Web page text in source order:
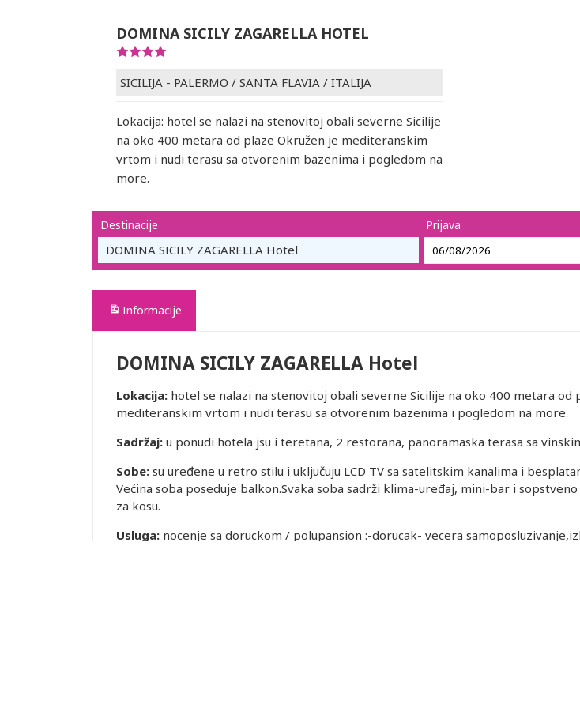
DOMINA SICILY ZAGARELLA HOTEL
SICILIJA - PALERMO / SANTA FLAVIA / ITALIJA
Lokacija: hotel se nalazi na stenovitoj obali severne Sicilije
na oko 400 metara od plaze Okružen je mediteranskim
vrtom i nudi terasu sa otvorenim bazenima i pogledom na
more.
Destinacije
DOMINA SICILY ZAGARELLA Hotel
Prijava
Informacije
DOMINA SICILY ZAGARELLA Hotel
Lokacija: hotel se nalazi na stenovitoj obali severne Sicilije na oko 400 metara od
mediteranskim vrtom i nudi terasu sa otvorenim bazenima i pogledom na more.
Sadržaj: u ponudi hotela jsu i teretana, 2 restorana, panoramaska terasa sa
Sobe: su uređene u retro stilu i uključuju LCD TV sa satelitskim kanalima i
Većina soba poseduje balkon.Svaka soba sadrži klima-uređaj, mini-bar i
za kosu.
Usluga: nocenje sa doruckom / polupansion :-dorucak- vecera